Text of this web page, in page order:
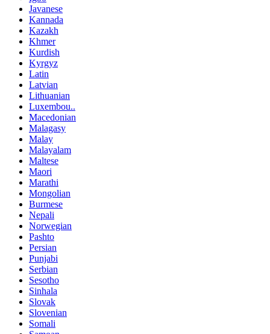
Javanese
Kannada
Kazakh
Khmer
Kurdish
Kyrgyz
Latin
Latvian
Lithuanian
Luxembou..
Macedonian
Malagasy
Malay
Malayalam
Maltese
Maori
Marathi
Mongolian
Burmese
Nepali
Norwegian
Pashto
Persian
Punjabi
Serbian
Sesotho
Sinhala
Slovak
Slovenian
Somali